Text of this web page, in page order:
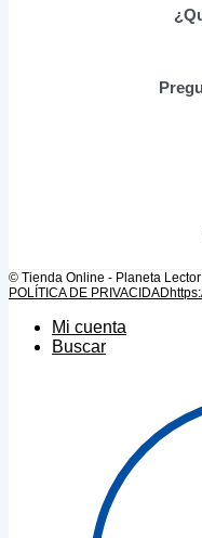
© Tienda Online - Planeta
POLÍTICA DE PRIVACIDAD
Mi cuenta
Buscar